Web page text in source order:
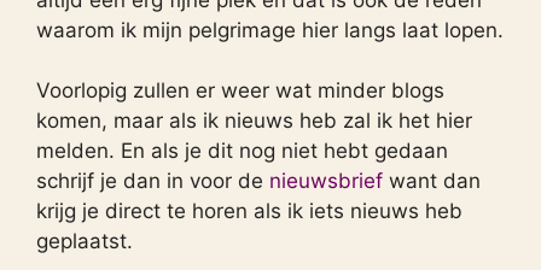
waarom ik mijn pelgrimage hier langs laat lopen.
Voorlopig zullen er weer wat minder blogs
komen, maar als ik nieuws heb zal ik het hier
melden. En als je dit nog niet hebt gedaan
schrijf je dan in voor de nieuwsbrief want dan
krijg je direct te horen als ik iets nieuws heb
geplaatst.